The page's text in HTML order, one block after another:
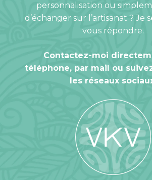
personnalisation ou
d’échanger sur l’artisanat ? Je
vous répondre.
Contactez-moi
téléphone, par mail ou
les réseaux